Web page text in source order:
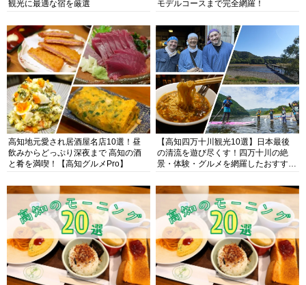
観光に最適な宿を厳選
モデルコースまで完全網羅！
高知地元愛され居酒屋名店10選！昼
飲みからどっぷり深夜まで 高知の酒
と肴を満喫！【高知グルメPro】
【高知四万十川観光10選】日本最後
の清流を遊び尽くす！四万十川の絶
景・体験・グルメを網羅したおすすめ